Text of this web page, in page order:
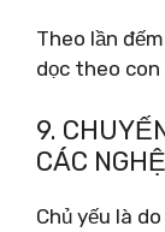
Theo lần
dọc theo
9.
CÁC
Chủ yếu là